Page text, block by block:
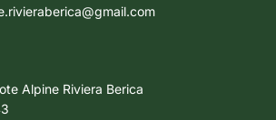
Alpine Riviera Berica